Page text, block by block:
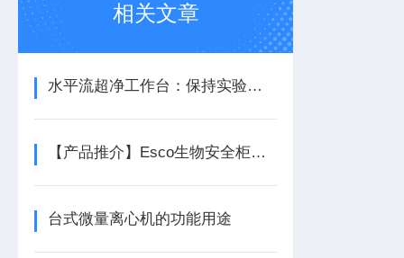
相关文章
水平流超净工作台：保持实验环境之“洁”
【产品推介】Esco生物安全柜综述
台式微量离心机的功能用途